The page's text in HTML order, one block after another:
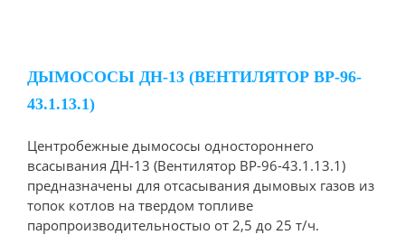
ДЫМОСОСЫ ДН-13 (ВЕНТИЛЯТОР ВР-96-
43.1.13.1)
Центробежные дымососы одностороннего
всасывания ДН-13 (Вентилятор ВР-96-43.1.13.1)
предназначены для отсасывания дымовых газов из
топок котлов на твердом топливе
паропроизводительностыо от 2,5 до 25 т/ч.